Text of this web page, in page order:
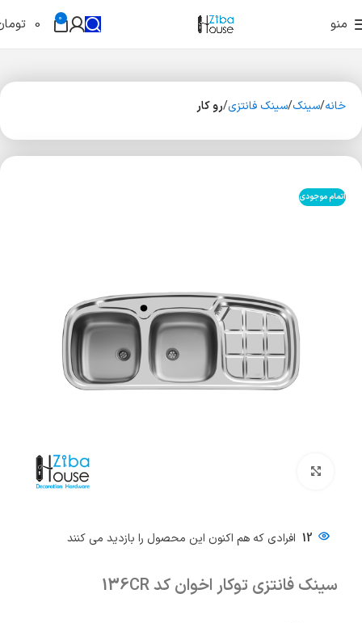
منو 0
0
خانه سینک سینک فانتزی رو کار
اتمام موجودی
12 افرادی که هم اکنون این محصول را بازدید می کنند
سینک فانتزی توکار اخوان کد 136CR